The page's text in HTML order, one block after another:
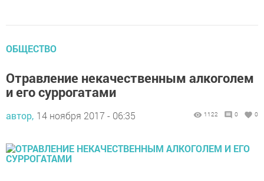
ОБЩЕСТВО
Отравление некачественным алкоголем
и его суррогатами
автор, 14 ноября 2017 - 06:35 1122 0 0